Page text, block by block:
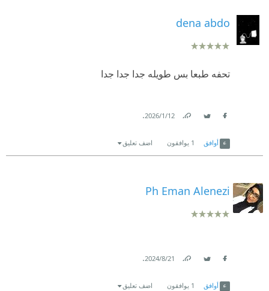
dena abdo
تحفه طبعا بس طويله جدا جدا جدا
12‏/1‏/2026
.
أوافق 1 يوافقون اضف تعليق
Ph Eman Alenezi
21‏/8‏/2024
.
أوافق 1 يوافقون اضف تعليق